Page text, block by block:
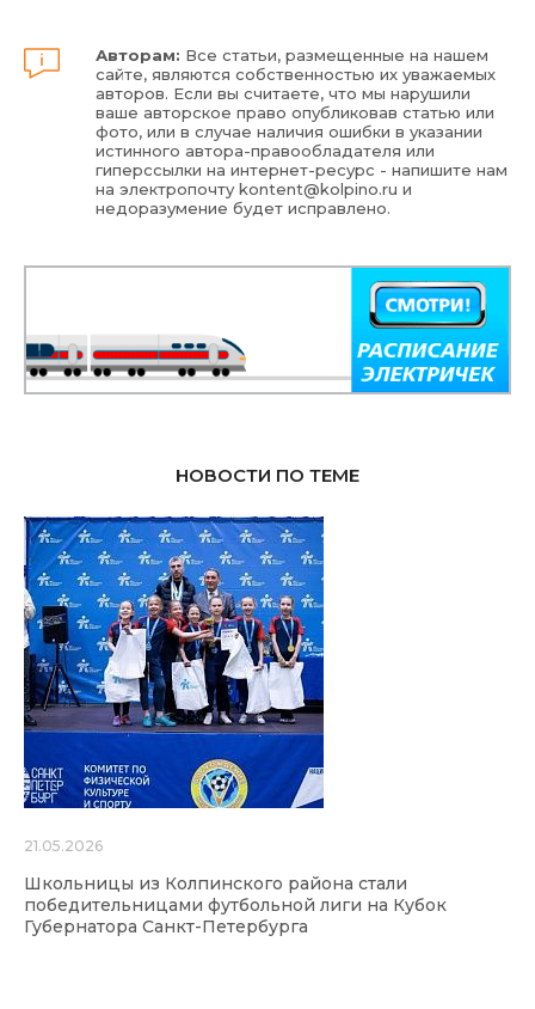
Авторам: Все статьи, размещенные на нашем
сайте, являются собственностью их уважаемых
авторов. Если вы считаете, что мы нарушили
ваше авторское право опубликовав статью или
фото, или в случае наличия ошибки в указании
истинного автора-правообладателя или
гиперссылки на интернет-ресурс - напишите нам
на электропочтуkontent@kolpino.ru и
недоразумение будет исправлено.
НОВОСТИ ПО ТЕМЕ
21.05.2026
Школьницы из Колпинского района стали
победительницами футбольной лиги на Кубок
Губернатора Санкт-Петербурга